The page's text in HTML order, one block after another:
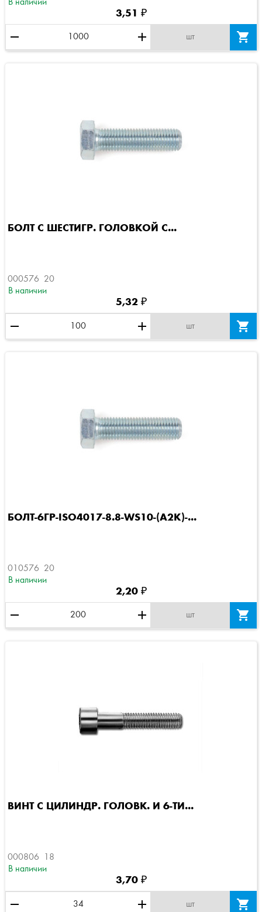
В наличии
3,51 ₽
remove add шт 
БОЛТ С ШЕСТИГР. ГОЛОВКОЙ C...
000576  20
В наличии
5,32 ₽
remove add шт 
БОЛТ-6ГР-ISO4017-8.8-WS10-(A2K)-...
010576  20
В наличии
2,20 ₽
remove add шт 
ВИНТ С ЦИЛИНДР. ГОЛОВК. И 6-ТИ...
000806  18
В наличии
3,70 ₽
remove add шт 